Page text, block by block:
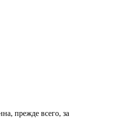
прежде всего, за